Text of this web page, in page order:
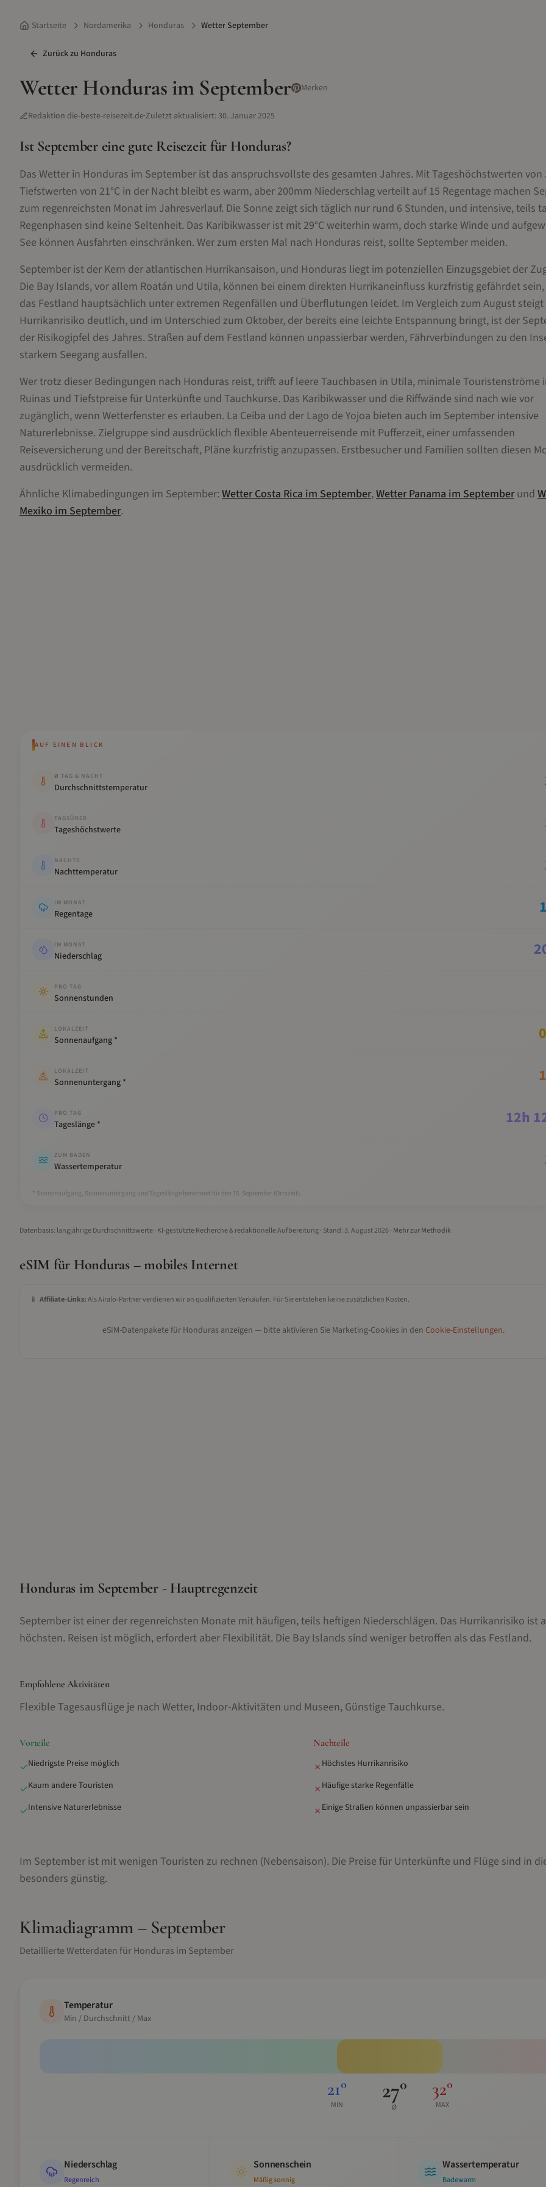
Startseite Nordamerika Honduras Wetter September
Zurück zu Honduras
Wetter Honduras im September Merken
Redaktion die-beste-reisezeit.de·Zuletzt aktualisiert: 30. Januar 2025
Ist Septembereine gute Reisezeit für Honduras?
Das Wetter in Honduras im September ist das anspruchsvollste des gesamten Jahres. Mit Tageshöchstwerten von
Tiefstwerten von 21°C in der Nacht bleibt es warm, aber 200mm Niederschlag verteilt auf 15 Regentage machen
zum regenreichsten Monat im Jahresverlauf. Die Sonne zeigt sich täglich nur rund 6 Stunden, und intensive, teils
Regenphasen sind keine Seltenheit. Das Karibikwasser ist mit 29°C weiterhin warm, doch starke Winde und
See können Ausfahrten einschränken. Wer zum ersten Mal nach Honduras reist, sollte September meiden.
September ist der Kern der atlantischen Hurrikansaison, und Honduras liegt im potenziellen Einzugsgebiet der
Die Bay Islands, vor allem Roatán und Utila, können bei einem direkten Hurrikaneinfluss kurzfristig gefährdet
das Festland hauptsächlich unter extremen Regenfällen und Überflutungen leidet. Im Vergleich zum August steigt
Hurrikanrisiko deutlich, und im Unterschied zum Oktober, der bereits eine leichte Entspannung bringt, ist der
der Risikogipfel des Jahres. Straßen auf dem Festland können unpassierbar werden, Fährverbindungen zu den
starkem Seegang ausfallen.
Wer trotz dieser Bedingungen nach Honduras reist, trifft auf leere Tauchbasen in Utila, minimale Touristenströme
Ruinas und Tiefstpreise für Unterkünfte und Tauchkurse. Das Karibikwasser und die Riffwände sind nach wie vor
zugänglich, wenn Wetterfenster es erlauben. La Ceiba und der Lago de Yojoa bieten auch im September intensive
Naturerlebnisse. Zielgruppe sind ausdrücklich flexible Abenteuerreisende mit Pufferzeit, einer umfassenden
Reiseversicherung und der Bereitschaft, Pläne kurzfristig anzupassen. Erstbesucher und Familien sollten diesen
ausdrücklich vermeiden.
Ähnliche Klimabedingungen im September: WetterCosta RicaimSeptember,WetterPanamaimSeptemberund
MexikoimSeptember.
AUF EINEN BLICK
Ø TAG & NACHT
Durchschnittstemperatur
TAGSÜBER
Tageshöchstwerte
NACHTS
Nachttemperatur
IM MONAT
Regentage
IM MONAT
Niederschlag
PRO TAG
Sonnenstunden
LOKALZEIT
Sonnenaufgang *
LOKALZEIT
Sonnenuntergang *
PRO TAG
Tageslänge * 12h
ZUM BADEN
Wassertemperatur
* Sonnenaufgang, Sonnenuntergang und Tageslänge berechnet für den 15. September (Ortszeit).
Datenbasis: langjährige Durchschnittswerte · KI-gestützte Recherche & redaktionelle Aufbereitung· Stand: 3. August 2026· Mehr zur Methodik
eSIM für Honduras – mobiles Internet
📱 Affiliate-Links:Als Airalo-Partner verdienen wir an qualifizierten Verkäufen. Für Sie entstehen keine zusätzlichen Kosten.
eSIM-Datenpakete für Honduras anzeigen — bitte aktivieren Sie Marketing-Cookies in den Cookie-Einstellungen.
Honduras im September - Hauptregenzeit
September ist einer der regenreichsten Monate mit häufigen, teils heftigen Niederschlägen. Das Hurrikanrisiko ist
höchsten. Reisen ist möglich, erfordert aber Flexibilität. Die Bay Islands sind weniger betroffen als das Festland.
Empfohlene Aktivitäten
Flexible Tagesausflüge je nach Wetter, Indoor-Aktivitäten und Museen, Günstige Tauchkurse.
Vorteile
✓Niedrigste Preise möglich
✓Kaum andere Touristen
✓Intensive Naturerlebnisse
Nachteile
✗ Höchstes Hurrikanrisiko
✗ Häufige starke Regenfälle
✗ Einige Straßen können unpassierbar sein
Im September ist mit wenigen Touristen zu rechnen (Nebensaison). Die Preise für Unterkünfte und Flüge sind in
besonders günstig.
Klimadiagramm – September
Detaillierte Wetterdaten fürHonduras im September
Temperatur
Min / Durchschnitt / Max
21°
MIN
27°
Ø
32°
MAX
Niederschlag
Regenreich
Sonnenschein
Mäßig sonnig
Wassertemperatur
Badewarm